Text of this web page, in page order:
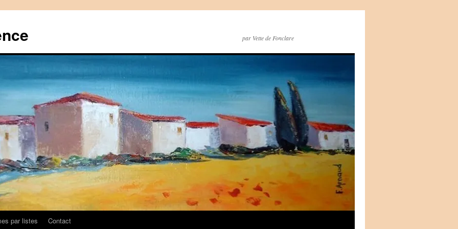
par Vette de Fonclare
par listes Contact